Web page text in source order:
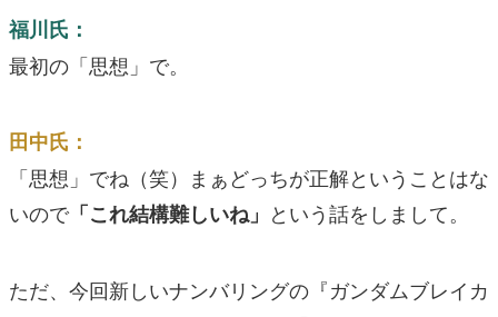
福川氏：
最初の「思想」で。
田中氏：
「思想」でね（笑）まぁどっちが正解ということはな
いので「これ結構難しいね」 という話をしまして。
ただ、今回新しいナンバリングの『ガンダムブレイカ